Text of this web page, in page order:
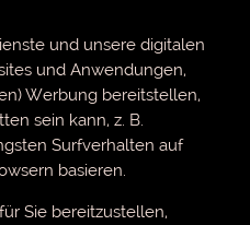
und unsere digitalen
und Anwendungen,
Werbung bereitstellen,
sein kann, z. B.
Surfverhalten auf
basieren.
Sie bereitzustellen,